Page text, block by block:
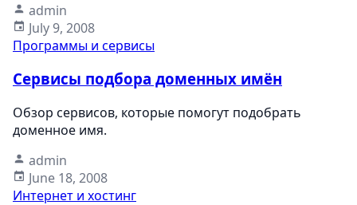
admin
July 9, 2008
Программы и сервисы
Сервисы подбора доменных имён
Обзор сервисов, которые помогут подобрать
доменное имя.
admin
June 18, 2008
Интернет и хостинг